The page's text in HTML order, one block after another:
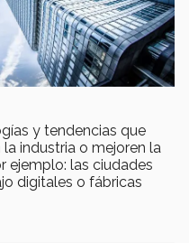
y tendencias que
industria o mejoren la
ejemplo: las ciudades
digitales o fábricas